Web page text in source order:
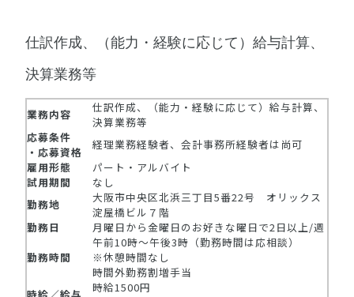
仕訳作成、（能力・経験に応じて）給与計算、
決算業務等
業務内容
仕訳作成、（能力・経験に応じて）給与計算、
決算業務等
応募条件
・応募資格
経理業務経験者、会計事務所経験者は尚可
雇用形態
パート・アルバイト
試用期間
なし
勤務地
大阪市中央区北浜三丁目5番22号 オリックス
淀屋橋ビル７階
勤務日
月曜日から金曜日のお好きな曜日で2日以上/週
勤務時間
午前10時～午後3時（勤務時間は応相談）
※休憩時間なし
時間外勤務割増手当
時給1500円